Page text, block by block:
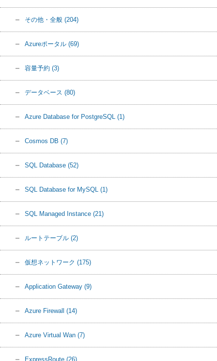
その他・全般 (204)
Azureポータル (69)
容量予約 (3)
データベース (80)
Azure Database for PostgreSQL (1)
Cosmos DB (7)
SQL Database (52)
SQL Database for MySQL (1)
SQL Managed Instance (21)
ルートテーブル (2)
仮想ネットワーク (175)
Application Gateway (9)
Azure Firewall (14)
Azure Virtual Wan (7)
ExpressRoute (26)